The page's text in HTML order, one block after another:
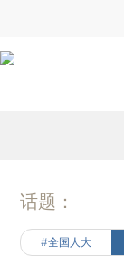
话题：
#全国人大